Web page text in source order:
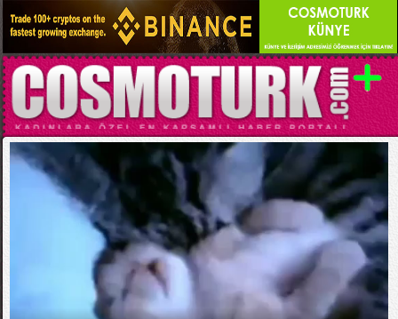
Kategori:EĞLENCELİ VİDEOLAR
Kabus Gören Kedi Yavrusu Ve Annesi